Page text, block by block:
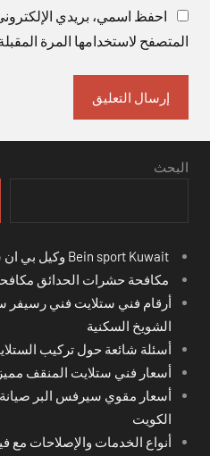
احفظ اسمي، بريدي
المتصفح لاستخدامها المرة
البحث
مكافحة حشرات الحدائق
أرقام فني ستلايت فني
الشويخ السكنية
أسئلة شائعة حول تركيب
أسعار فني ستلايت المنقف
أسعار مقوي سيرفس البر
الكويت
أنواع الخدمات والإصلاحات مع